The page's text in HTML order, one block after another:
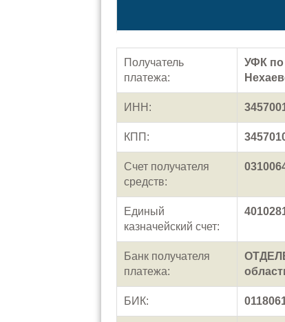
Получатель
платежа:
УФК по
ИНН:
КПП:
Счет получателя
средств:
Единый
казначейский счет:
Банк получателя
платежа:
БИК: